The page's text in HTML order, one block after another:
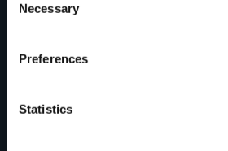
Selection
Necessary
Preferences
Statistics